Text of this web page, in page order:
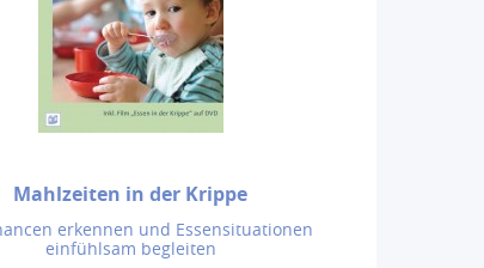
Mahlzeiten in der Krippe
erkennen und Essensituationen
einfühlsam begleiten